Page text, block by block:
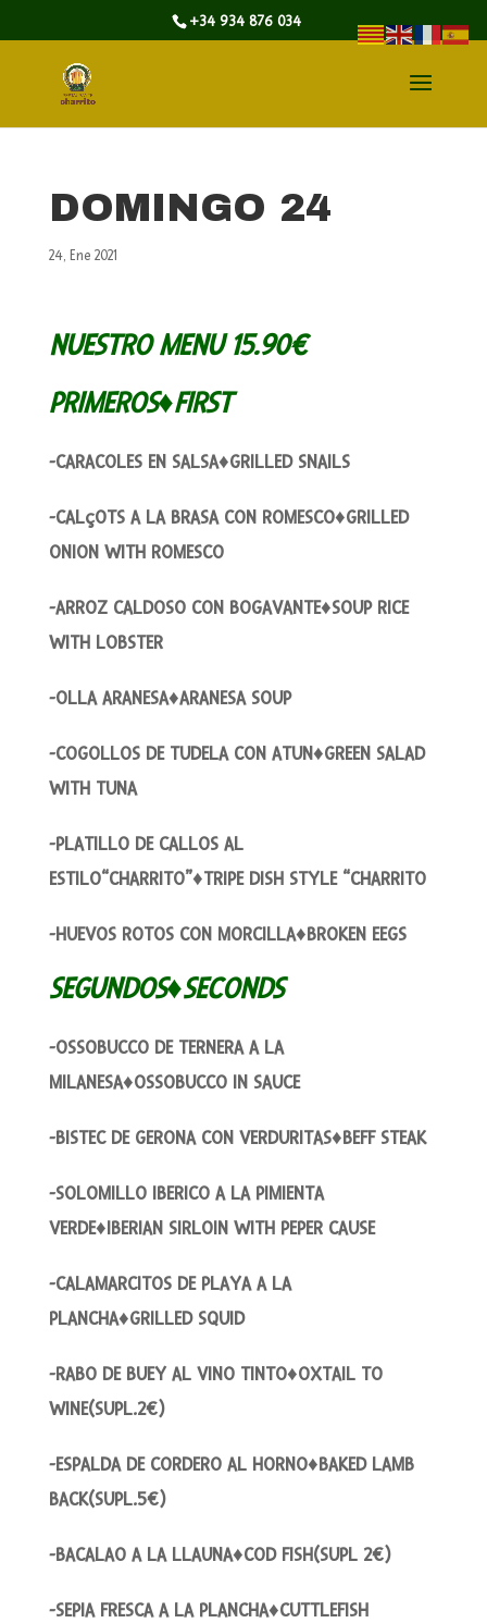
+34 934 876 034
DOMINGO 24
24, Ene 2021
NUESTRO MENU 15.90€
PRIMEROS♦FIRST
-CARACOLES EN SALSA♦GRILLED SNAILS
-CALçOTS A LA BRASA CON ROMESCO♦GRILLED
ONION WITH ROMESCO
-ARROZ CALDOSO CON BOGAVANTE♦SOUP RICE
WITH LOBSTER
-OLLA ARANESA♦ARANESA SOUP
-COGOLLOS DE TUDELA CON ATUN♦GREEN SALAD
WITH TUNA
-PLATILLO DE CALLOS AL
ESTILO“CHARRITO”♦TRIPE DISH STYLE “CHARRITO
-HUEVOS ROTOS CON MORCILLA♦BROKEN EEGS
SEGUNDOS♦SECONDS
-OSSOBUCCO DE TERNERA A LA
MILANESA♦OSSOBUCCO IN SAUCE
-BISTEC DE GERONA CON VERDURITAS♦BEFF STEAK
-SOLOMILLO IBERICO A LA PIMIENTA
VERDE♦IBERIAN SIRLOIN WITH PEPER CAUSE
-CALAMARCITOS DE PLAYA A LA
PLANCHA♦GRILLED SQUID
-RABO DE BUEY AL VINO TINTO♦OXTAIL TO
WINE(SUPL.2€)
-ESPALDA DE CORDERO AL HORNO♦BAKED LAMB
BACK(SUPL.5€)
-BACALAO A LA LLAUNA♦COD FISH(SUPL 2€)
-SEPIA FRESCA A LA PLANCHA♦CUTTLEFISH